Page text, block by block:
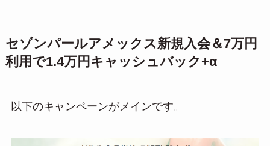
セゾンパールアメックス新規入会＆7万円
利用で1.4万円キャッシュバック+α
以下のキャンペーンがメインです。